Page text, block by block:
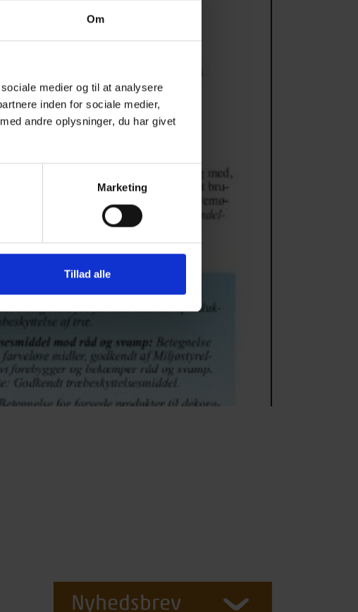
Om
medier og til at analysere
inden for sociale medier,
andre oplysninger, du har givet
Marketing
Tillad alle
Nyhedsbrev